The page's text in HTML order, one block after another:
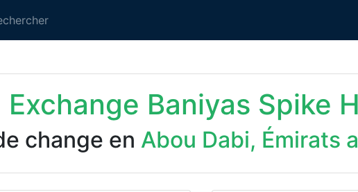
Baniyas Spike
change en Abou Dabi, Émirats